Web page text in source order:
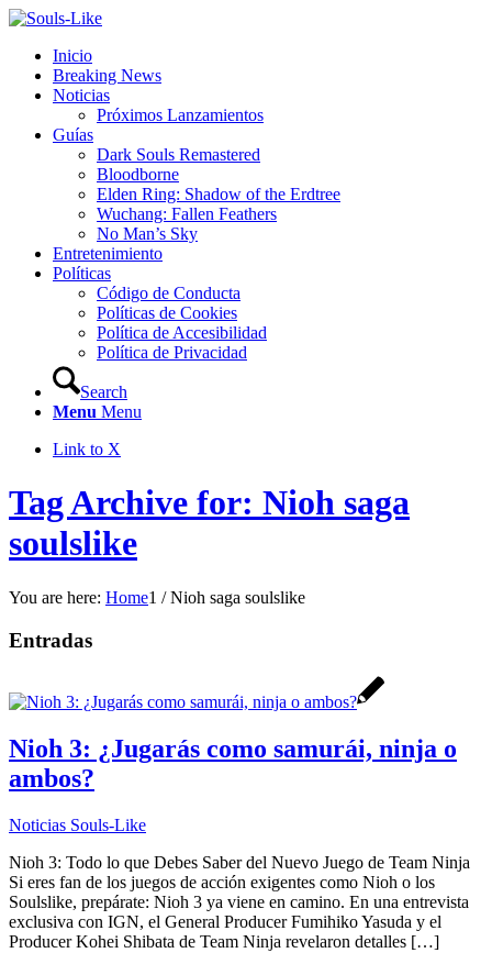
Inicio
Breaking News
Noticias
Próximos Lanzamientos
Guías
Dark Souls Remastered
Bloodborne
Elden Ring: Shadow of the Erdtree
Wuchang: Fallen Feathers
No Man’s Sky
Entretenimiento
Políticas
Código de Conducta
Políticas de Cookies
Política de Accesibilidad
Política de Privacidad
Search
Menu Menu
Link to X
Tag Archive for: Nioh saga
soulslike
You are here: Home1 / Nioh saga soulslike
Entradas
Nioh 3: ¿Jugarás como samurái, ninja o
ambos?
Noticias Souls-Like
Nioh 3: Todo lo que Debes Saber del Nuevo Juego de Team Ninja
Si eres fan de los juegos de acción exigentes como Nioh o los
Soulslike, prepárate: Nioh 3 ya viene en camino. En una entrevista
exclusiva con IGN, el General Producer Fumihiko Yasuda y el
Producer Kohei Shibata de Team Ninja revelaron detalles […]